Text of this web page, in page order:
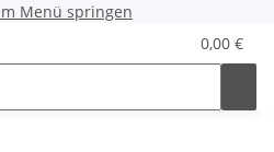
Menü springen
0,00 €